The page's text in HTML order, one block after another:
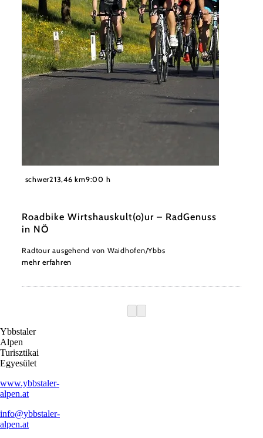
©
Wolfgang Wutzl
schwer213,46 km9:00 h
Roadbike Wirtshauskult(o)ur – RadGenuss
in NÖ
Radtour ausgehend von Waidhofen/Ybbs
mehr erfahren
Ybbstaler
Alpen
Turisztikai
Egyesület
www.ybbstaler-
alpen.at
info@ybbstaler-
alpen.at